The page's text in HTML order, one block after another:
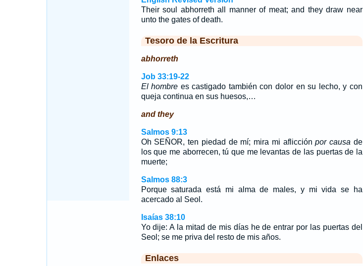
Their soul abhorreth all manner of meat; and they draw near
unto the gates of death.
Tesoro de la Escritura
abhorreth
Job 33:19-22
El hombre es castigado también con dolor en su lecho, y con
queja continua en sus huesos,…
and they
Salmos 9:13
Oh SEÑOR, ten piedad de mí; mira mi aflicciónpor causa de
los que me aborrecen, tú que me levantas de las puertas de la
muerte;
Salmos 88:3
Porque saturada está mi alma de males, y mi vida se ha
acercado al Seol.
Isaías 38:10
Yo dije: A la mitad de mis días he de entrar por las puertas del
Seol; se me priva del resto de mis años.
Enlaces